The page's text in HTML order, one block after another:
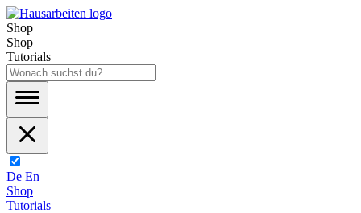
Shop
Shop
Tutorials
De En
Shop
Tutorials